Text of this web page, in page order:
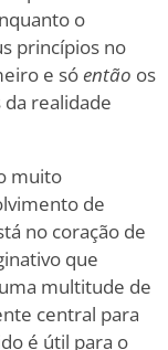
o
princípios no
e sóentão os
realidade
muito
de
no coração de
que
multitude de
central para
é útil para o